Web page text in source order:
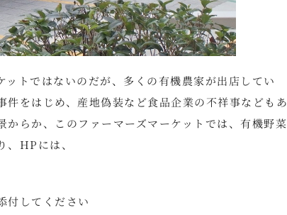
トではないのだが、多くの有機農家が出店してい
をはじめ、産地偽装など食品企業の不祥事などもあ
らか、このファーマーズマーケットでは、有機野菜
HPには、
付してください